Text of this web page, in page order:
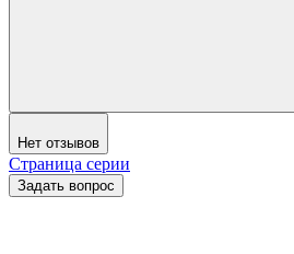
Нет отзывов
Страница серии
Задать вопрос